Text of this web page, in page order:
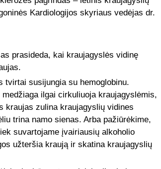
Kardiologijos skyriaus vedėjas dr.
prasideda, kai kraujagyslės vidinę
tvirtai susijungia su hemoglobinu.
ilgai cirkuliuoja kraujagyslėmis,
kraujas zulina kraujagyslių vidines
trina namo sienas. Arba pažiūrėkime,
suvartojame įvairiausių alkoholio
užteršia kraują ir skatina kraujagyslių